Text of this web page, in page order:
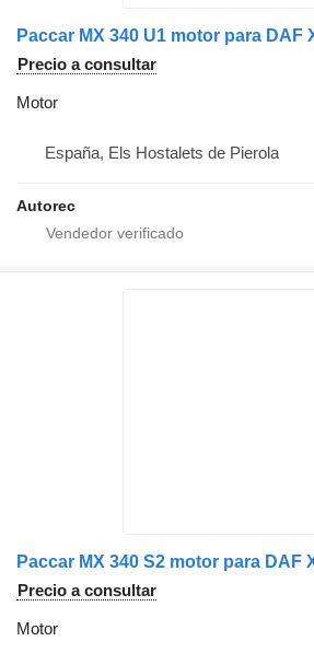
Precio a consultar
Motor
España, Els Hostalets de Pierola
Autorec
Precio a consultar
Motor